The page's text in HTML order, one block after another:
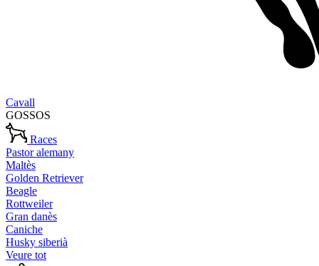
Cavall
GOSSOS
Races
Pastor alemany
Maltès
Golden Retriever
Beagle
Rottweiler
Gran danès
Caniche
Husky siberià
Veure tot